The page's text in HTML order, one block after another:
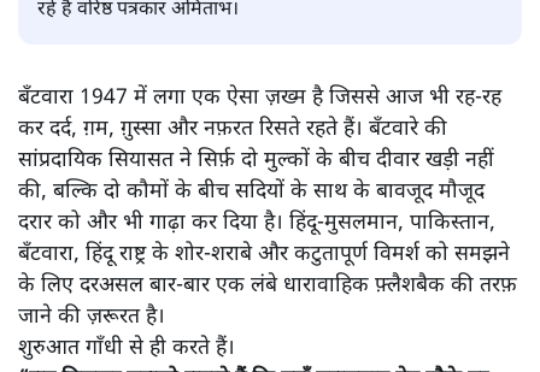
अमिताभ
मुहम्मद अली जिन्ना और नाथूराम गोडसे, दोनों ही गाँधी से चिढ़ते थे,
उनसे नफ़रत करते थे। एक ने देश का बँटवारा करा दिया, दूसरे ने
उनकी हत्या कर दी। नफ़रत का वैसा ही माहौल एक बार फिर बन रहा
है। गाँधी के शहादत दिवस पर एक बार फिर यह समझने की ज़रूरत है
कि हिन्दू महासभा की नफ़रत ने देश का कितना नुक़सान किया। बता
रहे हैं वरिष्ठ पत्रकार अमिताभ।